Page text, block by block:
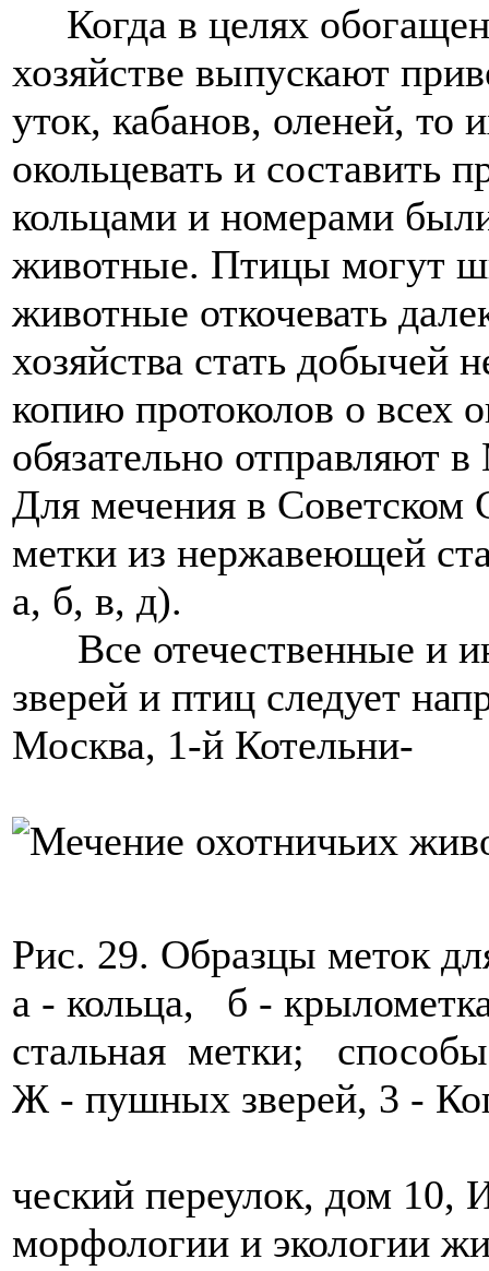
Когда в целях
хозяйстве выпускают
уток, кабанов, оленей, то
окольцевать и составить
кольцами и номерами
животные. Птицы могут
животные откочевать
хозяйства стать добычей
копию протоколов о всех
обязательно отправляют
Для мечения в Советском
метки из нержавеющей
а, б, в, д).
Все отечественные и
зверей и птиц следует
Москва, 1-й Котельни-
Рис. 29. Образцы меток
а - кольца, б -
стальная метки;
Ж - пушных зверей, 3 -
ческий переулок, дом 10,
морфологии и экологии